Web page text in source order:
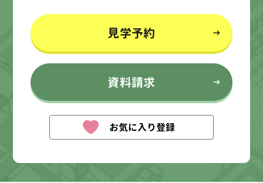
見学予約
資料請求
お気に入り登録